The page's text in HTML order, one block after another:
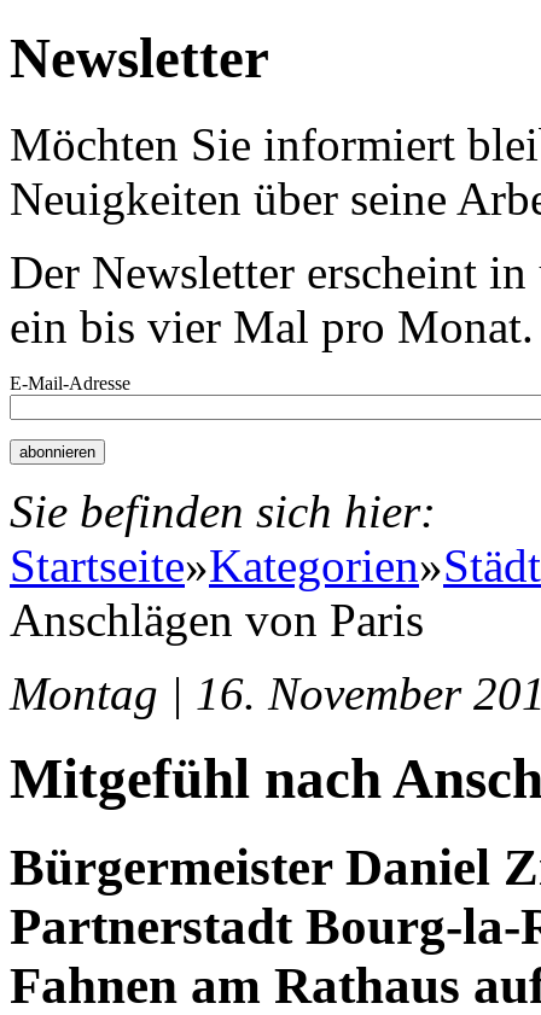
Newsletter
Möchten Sie informiert
Neuigkeiten über seine
Der Newsletter erscheint
ein bis vier Mal pro Monat.
E-Mail-Adresse
Sie befinden sich hier:
Startseite»Kategorien»
Anschlägen von Paris
Montag | 16. November
Mitgefühl nach
Bürgermeister Daniel
Partnerstadt Bourg-la-
Fahnen am Rathaus